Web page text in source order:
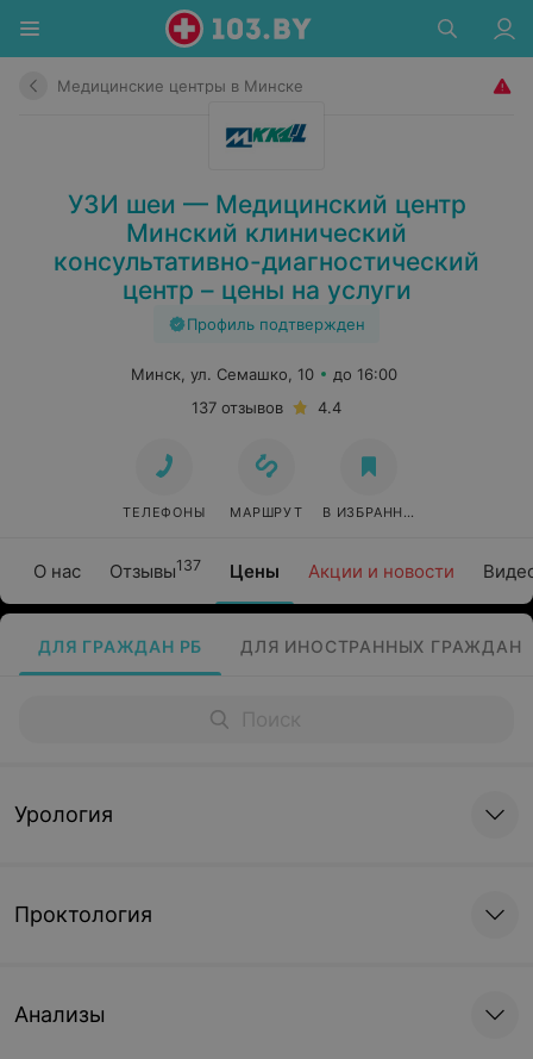
Медицинские центры в Минске
УЗИ шеи — Медицинский центр
Минский клинический
консультативно-диагностический
центр – цены на услуги
Профиль подтвержден
О нас Отзывы137 Цены Акции и новости
Минск, ул. Семашко, 10
до 16:00
137 отзывов
4.4
ТЕЛЕФОНЫ МАРШРУТ В ИЗБРАННОЕ
ДЛЯ ГРАЖДАН РБ ДЛЯ ИНОСТРАННЫХ ГРАЖДАН
Урология
Проктология
Анализы